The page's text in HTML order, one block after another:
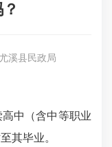
溪县民政局
中（含中等职业
其毕业。